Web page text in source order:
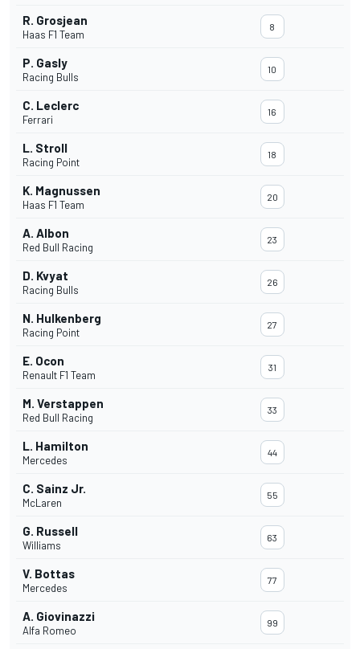
R. Grosjean
Haas F1 Team
8
P. Gasly
Racing Bulls
10
C. Leclerc
Ferrari
16
L. Stroll
Racing Point
18
K. Magnussen
Haas F1 Team
20
A. Albon
Red Bull Racing
23
D. Kvyat
Racing Bulls
26
N. Hulkenberg
Racing Point
27
E. Ocon
Renault F1 Team
31
M. Verstappen
Red Bull Racing
33
L. Hamilton
Mercedes
44
C. Sainz Jr.
McLaren
55
G. Russell
Williams
63
V. Bottas
Mercedes
77
A. Giovinazzi
Alfa Romeo
99